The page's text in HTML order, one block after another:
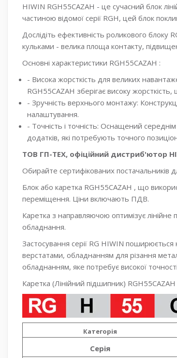
HIWIN RGH55CAZAH - це сучасний блок
частиною відомої серії RGH, цей блок
Дослідіть ефективність роликового блоку
кульками - велика площа контакту,
Основні характеристики RGH55CAZAH :
- Висока жорсткість для великих
RGH55CAZAH зберігає високу
- Зручність верхнього монтажу:
налаштування.
- Точність і точність: Оснащений
додатків, які потребують точного
ТОВ ГП-ТЕХ, офіційний дистриб'ютор
Обирайте сертифікованих постачальників
Блок або каретка RGH55CAZAH , що
переміщення. Ціни включають ПДВ.
Каретка з направляючою оптимізує
обладнання.
Застосування серії RG HIWIN
верстатами, обладнанням для різання
обладнанням, яке потребує високої
Каретка (Лінійний підшипник)
Категорія
Серія